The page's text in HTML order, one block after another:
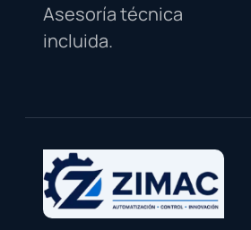
Asesoría técnica
incluida.